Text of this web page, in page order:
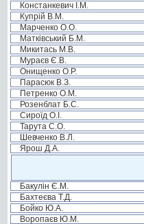
Констанкевич І.М.
Купрій В.М.
Марченко О.О.
Матківський Б.М.
Микитась М.В.
Мураєв Є.В.
Онищенко О.Р.
Парасюк В.З.
Петренко О.М.
Розенблат Б.С.
Сироїд О.І.
Тарута С.О.
Шевченко В.Л.
Ярош Д.А.
Бакулін Є.М.
Бахтеєва Т.Д.
Бойко Ю.А.
Воропаєв Ю.М.